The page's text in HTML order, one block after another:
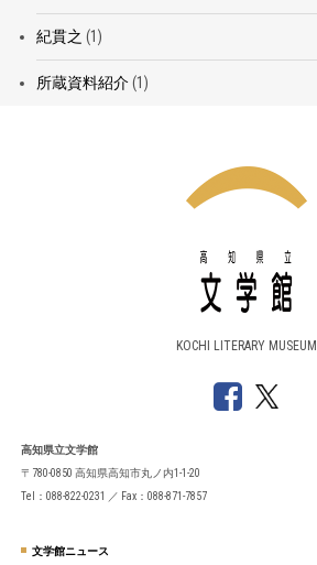
紀貫之 (1)
所蔵資料紹介(1)
KOCHI LITERARY MUSEUM
高知県立文学館
〒780-0850 高知県高知市丸ノ内1-1-20
Tel：088-822-0231 ／ Fax：088-871-7857
文学館ニュース